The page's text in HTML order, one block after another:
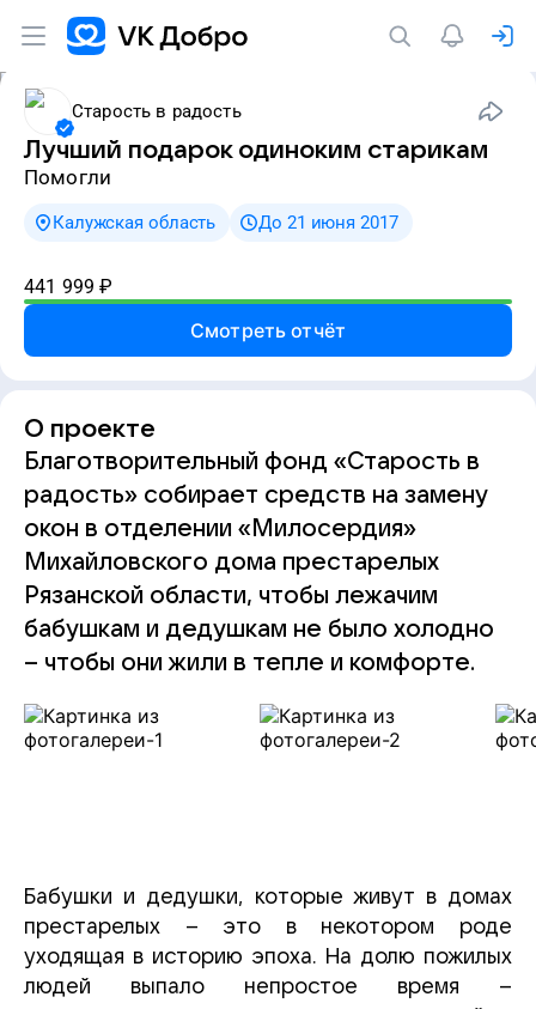
Старость в радость
Лучший подарок одиноким старикам
Помогли
Калужская область До 21 июня 2017
441 999 ₽
Смотреть отчёт
О проекте
Благотворительный фонд «Старость в
радость» собирает средств на замену
окон в отделении «Милосердия»
Михайловского дома престарелых
Рязанской области, чтобы лежачим
бабушкам и дедушкам не было холодно
– чтобы они жили в тепле и комфорте.
Бабушки и дедушки, которые живут в домах
престарелых – это в некотором роде
уходящая в историю эпоха. На долю пожилых
людей выпало непростое время –